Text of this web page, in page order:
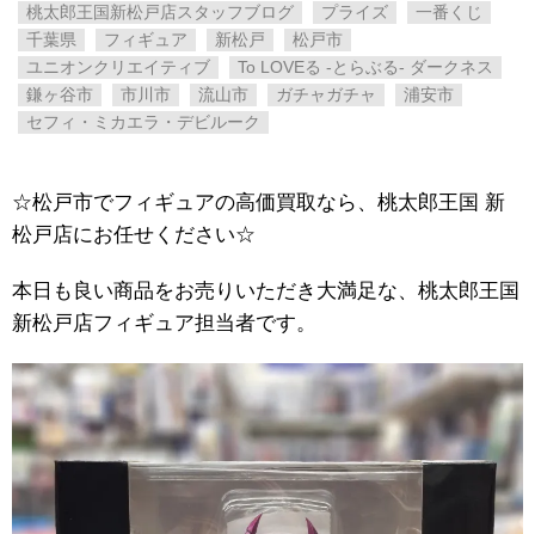
桃太郎王国新松戸店スタッフブログ
プライズ
一番くじ
千葉県
フィギュア 新松戸
松戸市
ユニオンクリエイティブ
To ​LOVEる ​-とらぶる- ​ダークネス
鎌ヶ谷市
市川市 流山市 ガチャガチャ
浦安市
セフィ・ミカエラ・デビルーク
☆松戸市でフィギュアの高価買取なら、桃太郎王国 新
松戸店にお任せください☆
本日も良い商品をお売りいただき大満足な、桃太郎王国
新松戸店フィギュア担当者です。